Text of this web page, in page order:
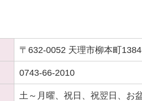
〒632-0052 天理市柳本町
0743-66-2010
土～月曜、祝日、祝翌日、お